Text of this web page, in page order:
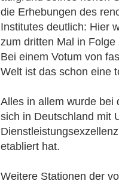
die Erhebungen des
Institutes deutlich: Hier
zum dritten Mal in
Bei einem Votum von
Welt ist das schon eine
Alles in allem wurde bei
sich in Deutschland mit
etabliert hat.
Weitere Stationen der